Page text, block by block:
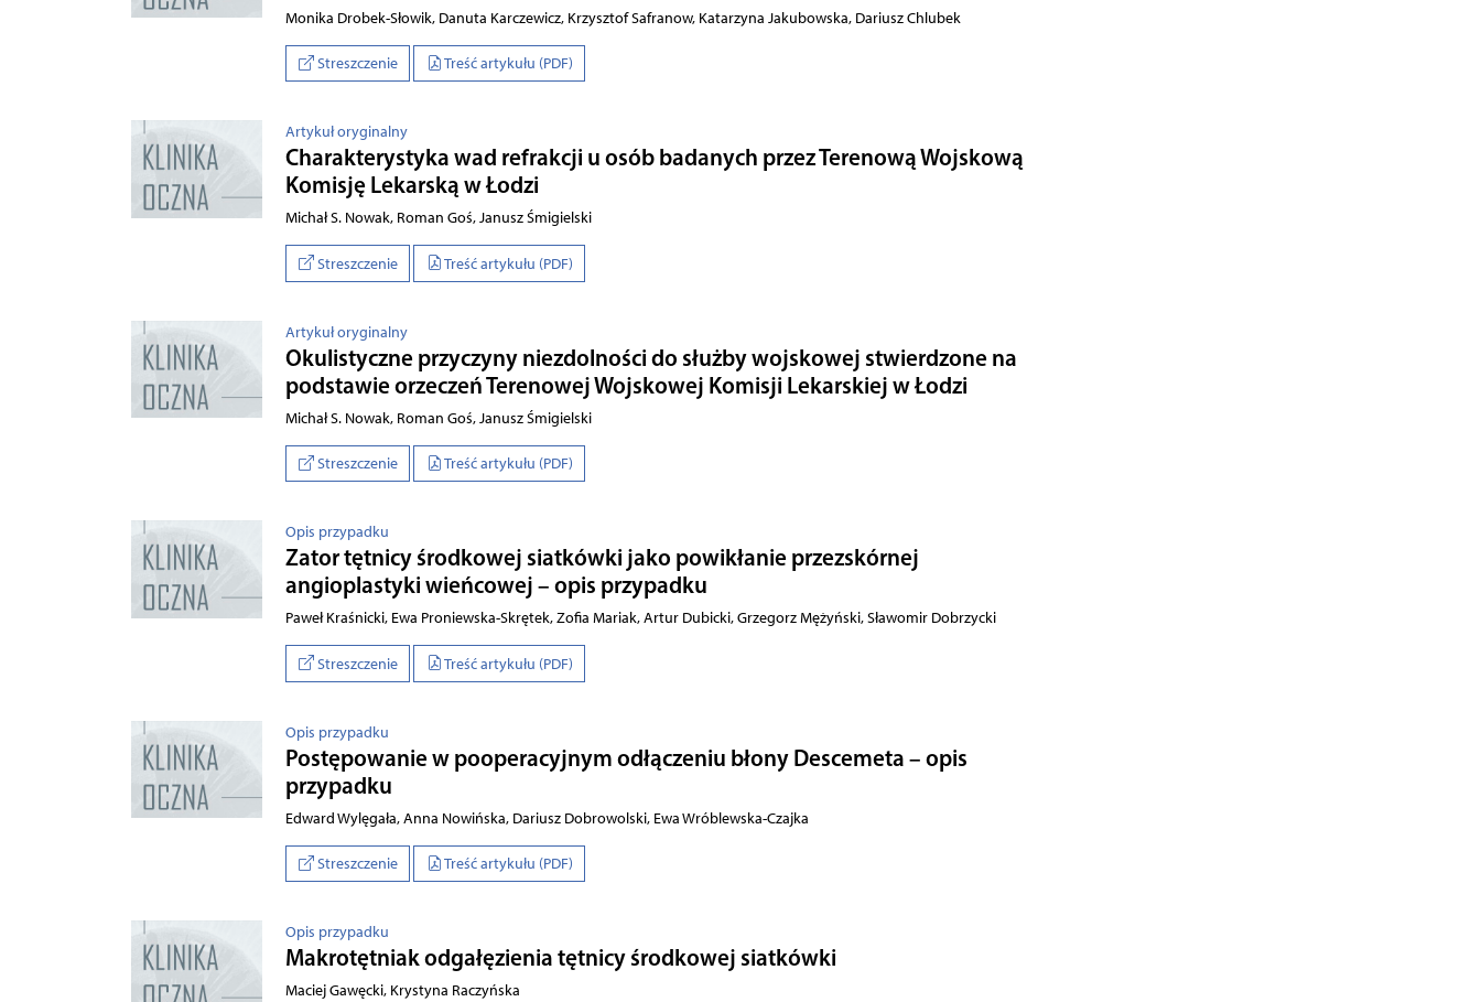
Monika Drobek-Słowik, Danuta Karczewicz, Krzysztof Safranow, Katarzyna Jakubowska, Dariusz Chlubek
Streszczenie Treść artykułu (PDF)
Artykuł oryginalny
Charakterystyka wad refrakcji u osób badanych przez Terenową Wojskową
Komisję Lekarską w Łodzi
Michał S. Nowak, Roman Goś, Janusz Śmigielski
Streszczenie Treść artykułu (PDF)
Artykuł oryginalny
Okulistyczne przyczyny niezdolności do służby wojskowej stwierdzone na
podstawie orzeczeń Terenowej Wojskowej Komisji Lekarskiej w Łodzi
Michał S. Nowak, Roman Goś, Janusz Śmigielski
Streszczenie Treść artykułu (PDF)
Opis przypadku
Zator tętnicy środkowej siatkówki jako powikłanie przezskórnej
angioplastyki wieńcowej – opis przypadku
Paweł Kraśnicki, Ewa Proniewska-Skrętek, Zofia Mariak, Artur Dubicki, Grzegorz Mężyński, Sławomir Dobrzycki
Streszczenie Treść artykułu (PDF)
Opis przypadku
Postępowanie w pooperacyjnym odłączeniu błony Descemeta – opis
przypadku
Edward Wylęgała, Anna Nowińska, Dariusz Dobrowolski, Ewa Wróblewska-Czajka
Streszczenie Treść artykułu (PDF)
Opis przypadku
Makrotętniak odgałęzienia tętnicy środkowej siatkówki
Maciej Gawęcki, Krystyna Raczyńska